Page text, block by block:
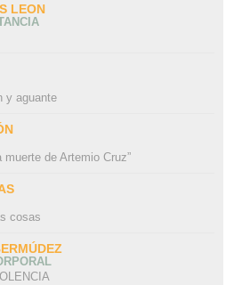
LEON
y aguante
de Artemio Cruz”
cosas